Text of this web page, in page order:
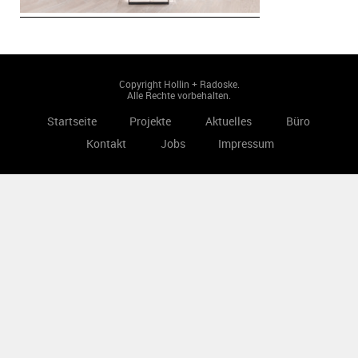
Copyright Hollin + Radoske.
Alle Rechte vorbehalten.
Startseite Projekte Aktuelles
Büro
Kontakt
Jobs Impressum